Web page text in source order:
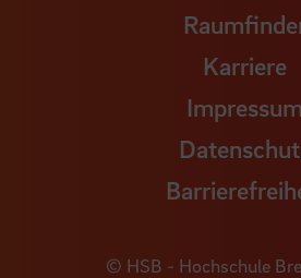
Karriere
Impressum
© HSB - Hochschule